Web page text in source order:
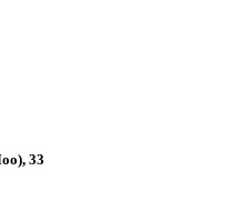
33